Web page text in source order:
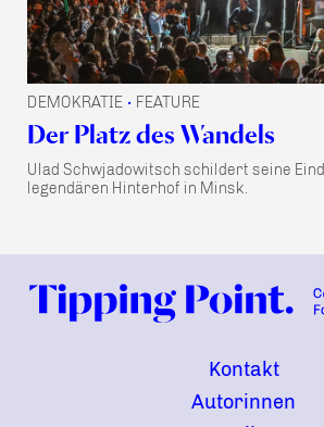
DEMOKRATIE • FEATURE
Der Platz des Wandels
Ulad Schwjadowitsch schildert seine
legendären Hinterhof in Minsk.
Kontakt
Autorinnen